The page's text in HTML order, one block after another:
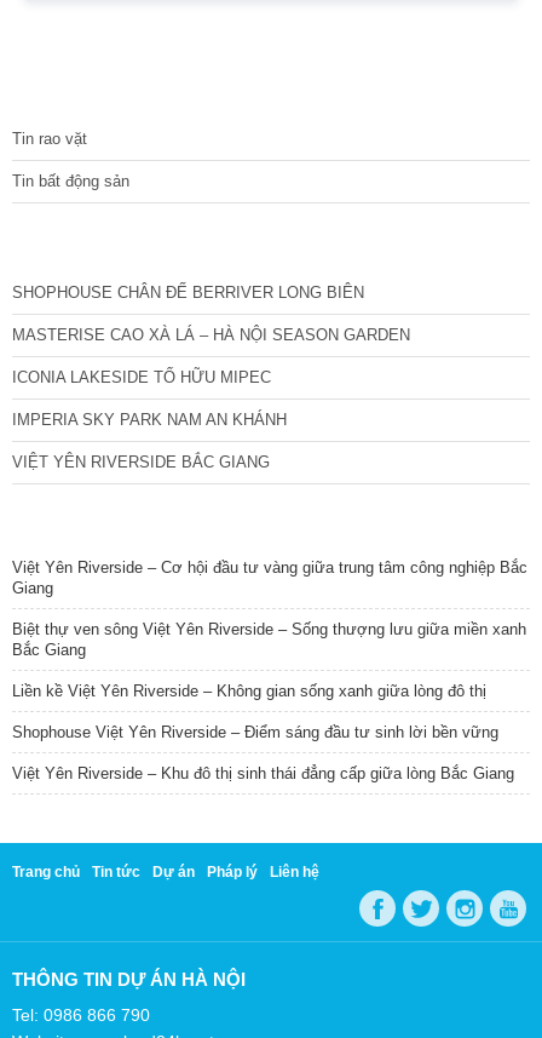
Tin rao vặt
Tin bất động sản
SHOPHOUSE CHÂN ĐẾ BERRIVER LONG BIÊN
MASTERISE CAO XÀ LÁ – HÀ NỘI SEASON GARDEN
ICONIA LAKESIDE TỐ HỮU MIPEC
IMPERIA SKY PARK NAM AN KHÁNH
VIỆT YÊN RIVERSIDE BẮC GIANG
Việt Yên Riverside – Cơ hội đầu tư vàng giữa trung tâm công nghiệp Bắc
Giang
Biệt thự ven sông Việt Yên Riverside – Sống thượng lưu giữa miền xanh
Bắc Giang
Liền kề Việt Yên Riverside – Không gian sống xanh giữa lòng đô thị
Shophouse Việt Yên Riverside – Điểm sáng đầu tư sinh lời bền vững
Việt Yên Riverside – Khu đô thị sinh thái đẳng cấp giữa lòng Bắc Giang
Trang chủ Tin tức Dự án Pháp lý Liên hệ
THÔNG TIN DỰ ÁN HÀ NỘI
Tel: 0986 866 790